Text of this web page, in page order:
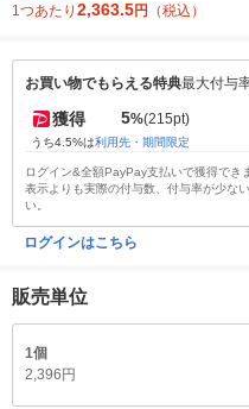
1つあたり 2,363.5円 （税込）
お買い物でもらえる特典最大付与
獲得 5%(215pt)
うち4.5%は利用先・期間限定
ログイン&全額PayPay支払いで獲得でき
表示よりも実際の付与数、付与率が少な
い。
ログインはこちら
販売単位
1個
2,396円